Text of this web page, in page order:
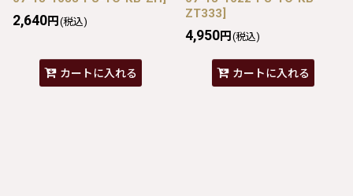
2,640円 (税込)
カートに入れる
ZT333]
4,950円 (税込)
カートに入れる